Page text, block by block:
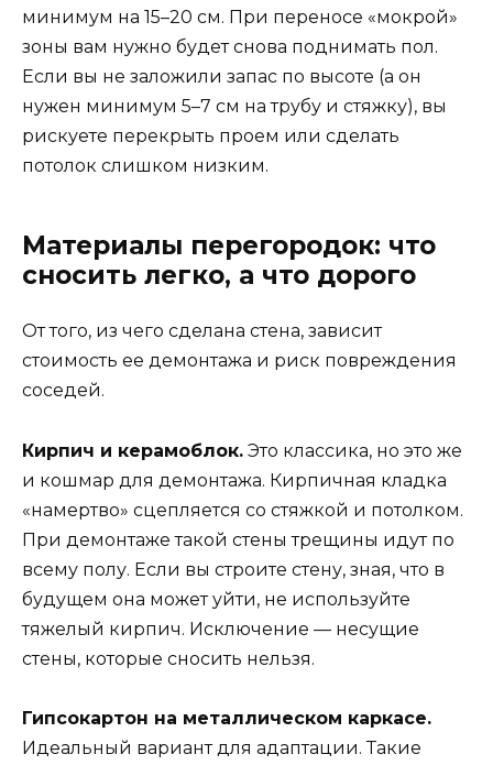
минимум на 15–20 см. При переносе «мокрой»
зоны вам нужно будет снова поднимать пол.
Если вы не заложили запас по высоте (а он
нужен минимум 5–7 см на трубу и стяжку), вы
рискуете перекрыть проем или сделать
потолок слишком низким.
Материалы перегородок: что
сносить легко, а что дорого
От того, из чего сделана стена, зависит
стоимость ее демонтажа и риск повреждения
соседей.
Кирпич и керамоблок. Это классика, но это же
и кошмар для демонтажа. Кирпичная кладка
«намертво» сцепляется со стяжкой и потолком.
При демонтаже такой стены трещины идут по
всему полу. Если вы строите стену, зная, что в
будущем она может уйти, не используйте
тяжелый кирпич. Исключение — несущие
стены, которые сносить нельзя.
Гипсокартон на металлическом каркасе.
Идеальный вариант для адаптации. Такие